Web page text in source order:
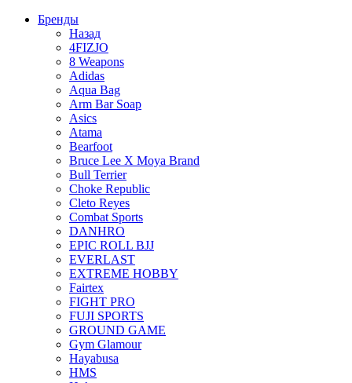
Бренды
Назад
4FIZJO
8 Weapons
Adidas
Aqua Bag
Arm Bar Soap
Asics
Atama
Bearfoot
Bruce Lee X Moya Brand
Bull Terrier
Choke Republic
Cleto Reyes
Combat Sports
DANHRO
EPIC ROLL BJJ
EVERLAST
EXTREME HOBBY
Fairtex
FIGHT PRO
FUJI SPORTS
GROUND GAME
Gym Glamour
Hayabusa
HMS